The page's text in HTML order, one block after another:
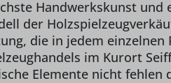
Handwerkskunst und
der
die in jedem einzelnen
im Kurort
Elemente nicht fehlen